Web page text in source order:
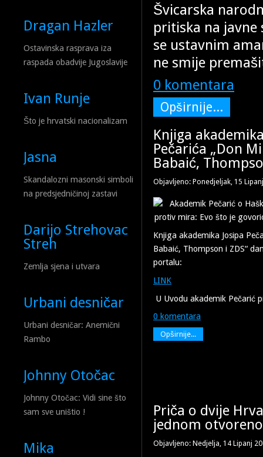
Dragan Hazler
Ostavinska rasprava iza
raspada obadvije Jugoslavije
Ivan Runje
Što je hrvatski nacionalizam
Jasna
Skandalozni masonski simboli
na predsjedničinoj zastavi
Darijo Strehovac
Streh
Zemlja sjena i utvara
Urbani desničar
Urbani desničar: Anemični
Rambo
Johnny Otočac
Johnny Otočac: Vidi sine što
sam sve uništio !
Mika
Švicarska
pritiska na
se ustavnim
ne smije
0 komentara
Opširnije...
Knjiga
Pečarića „Don
Babaić,
Objavljeno: Ponedjeljak, 15
Knjiga akademika Josipa
Babaić, Thompson i ZDS“
portalu:
LINK
U Uvodu akademik Pečarić
0 komentara
Opširnije...
Priča o dvije
jednom
Objavljeno: Nedjelja, 14 Lipanj